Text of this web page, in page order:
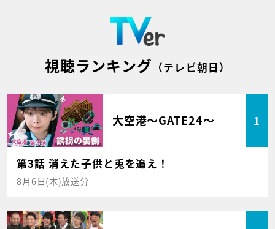
視聴ランキング （テレビ朝日）
大空港～GATE24～ 1
第3話 消えた子供と兎を追え！
8月6日(木)放送分